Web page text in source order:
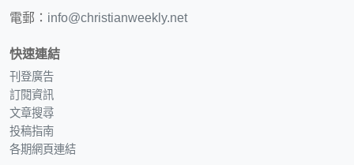
電郵： info@christianweekly.net
快速連結
刊登廣告
訂閱資訊
文章搜尋
投稿指南
各期網頁連結